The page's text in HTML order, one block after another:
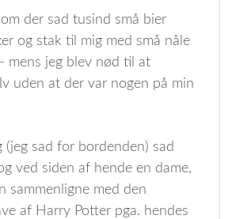
der sad tusind små bier
og stak til mig med små nåle
mens jeg blev nød til at
uden at der var nogen på min
(jeg sad for bordenden) sad
ved siden af hende en dame,
sammenligne med den
af Harry Potter pga. hendes